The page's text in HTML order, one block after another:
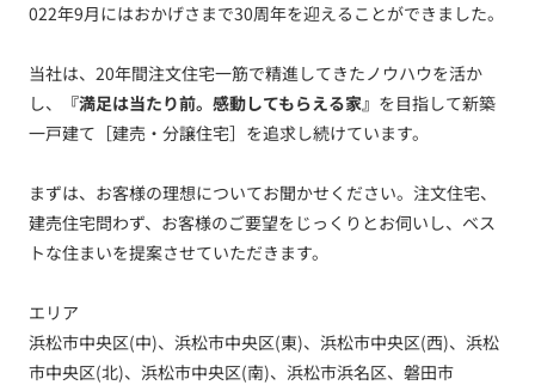
022年9月にはおかげさまで30周年を迎えることができました。
当社は、20年間注文住宅一筋で精進してきたノウハウを活か
し、
『満足は当たり前。感動してもらえる家』 を目指して新築
一戸建て［建売・分譲住宅］を追求し続けています。
まずは、お客様の理想についてお聞かせください。注文住宅、
建売住宅問わず、お客様のご要望をじっくりとお伺いし、ベス
トな住まいを提案させていただきます。
エリア
浜松市中央区(中)、浜松市中央区(東)、浜松市中央区(西)、浜松
市中央区(北)、浜松市中央区(南)、浜松市浜名区、磐田市